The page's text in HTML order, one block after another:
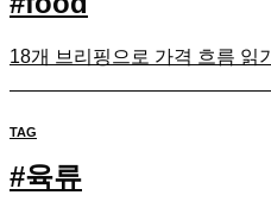
18개 브리핑으로 가격 흐름 읽기
TAG
#육류